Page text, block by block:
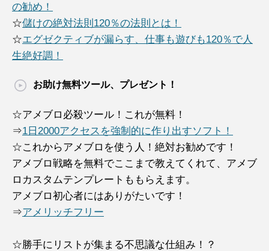
の勧め！
☆儲けの絶対法則120％の法則とは！
☆エグゼクティブが漏らす、仕事も遊びも120％で人
生絶好調！
お助け無料ツール、プレゼント！
☆アメブロ必殺ツール！これが無料！
⇒1日2000アクセスを強制的に作り出すソフト！
☆これからアメブロを使う人！絶対お勧めです！
アメブロ戦略を無料でここまで教えてくれて、アメブ
ロカスタムテンプレートももらえます。
アメブロ初心者にはありがたいです！
⇒アメリッチフリー
☆勝手にリストが集まる不思議な仕組み！？